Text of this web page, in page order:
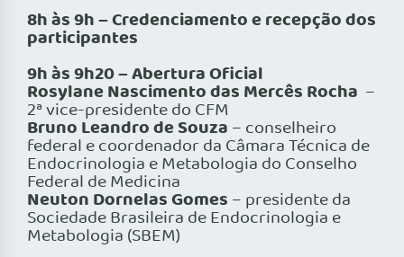
8h às 9h – Credenciamento e recepção dos
participantes
9h às 9h20 – Abertura Oficial
Rosylane Nascimento das Mercês Rocha –
2ª vice-presidente do CFM
Bruno Leandro de Souza – conselheiro
federal e coordenador da Câmara Técnica de
Endocrinologia e Metabologia do Conselho
Federal de Medicina
Neuton Dornelas Gomes – presidente da
Sociedade Brasileira de Endocrinologia e
Metabologia (SBEM)